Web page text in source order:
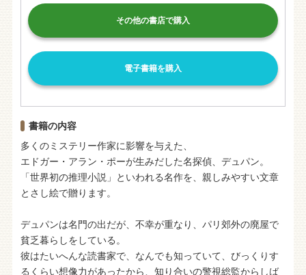
その他の書店で購入
電子書籍を購入
書籍の内容
多くのミステリー作家に影響を与えた、
エドガー・アラン・ポーが生みだした名探偵、デュパン。
「世界初の推理小説」といわれる名作を、親しみやすい文章
とさし絵で贈ります。
デュパンは名門の出だが、不幸が重なり、パリ郊外の廃屋で
貧乏暮らしをしている。
彼はたいへんな読書家で、なんでも知っていて、びっくりす
るくらい想像力があったから、知り合いの警視総監からしば